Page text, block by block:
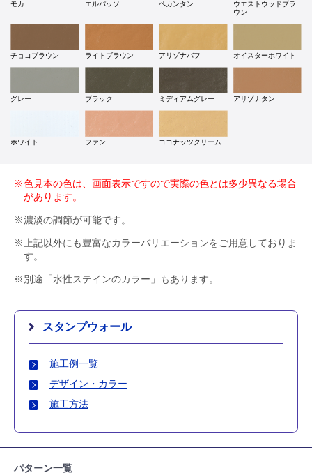
モカ エルパッソ ペカンタン
ウエストウッドブラ
ウン
チョコブラウン ライトブラウン アリゾナバフ オイスターホワイト
グレー ブラック ミディアムグレー アリゾナタン
ホワイト ファン ココナッツクリーム
※色見本の色は、画面表示ですので実際の色とは多少異なる場合
があります。
※濃淡の調節が可能です。
※上記以外にも豊富なカラーバリエーションをご用意しておりま
す。
※別途「水性ステインのカラー」もあります。
スタンプウォール
施工例一覧
デザイン・カラー
施工方法
パターン一覧